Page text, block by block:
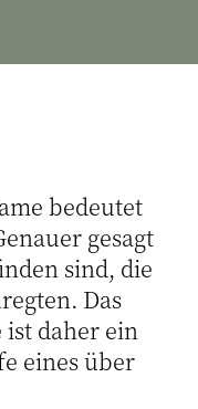
bedeutet
gesagt
sind, die
Das
daher ein
eines über